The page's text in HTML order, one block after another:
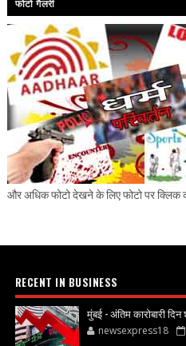
और अधिक फोटो देखने के लिए फोटो पर क्लिक
RECENT IN BUSINESS
मुंबई - अंतिम कारोबारी
newsexpress18